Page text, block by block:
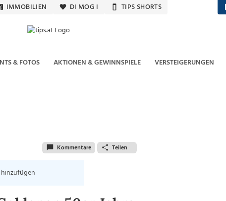
IMMOBILIEN DI MOG I TIPS SHORTS
& FOTOS AKTIONEN & GEWINNSPIELE VERSTEIGERUNGEN
Kommentare Teilen